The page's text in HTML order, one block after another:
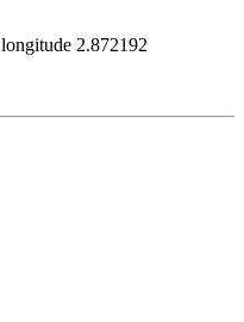
2.872192